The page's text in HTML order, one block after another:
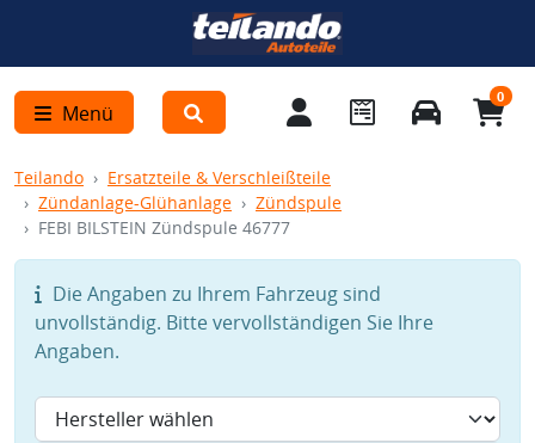
Menü
0
Teilando
Ersatzteile & Verschleißteile
Zündanlage-Glühanlage
Zündspule
FEBI BILSTEIN Zündspule 46777
Die Angaben zu Ihrem Fahrzeug sind
unvollständig. Bitte vervollständigen Sie Ihre
Angaben.